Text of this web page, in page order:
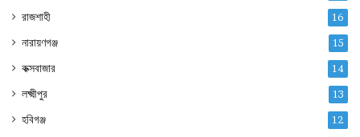
রাজশাহী 16
নারায়ণগঞ্জ 15
কক্সবাজার 14
লক্ষ্মীপুর 13
হবিগঞ্জ 12